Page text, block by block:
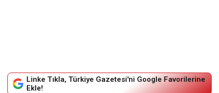
Linke Tıkla, Türkiye Gazetesi'ni Google Favorilerine
Ekle!